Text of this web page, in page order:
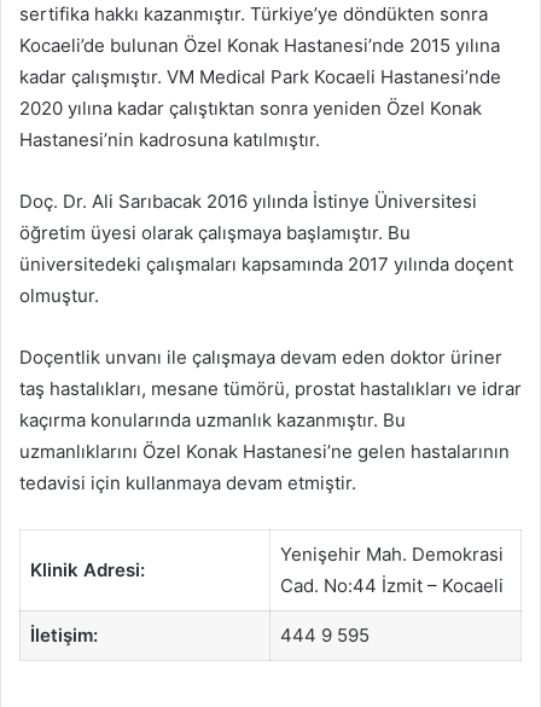
sertifika hakkı kazanmıştır. Türkiye’ye döndükten sonra
Kocaeli’de bulunan Özel Konak Hastanesi’nde 2015 yılına
kadar çalışmıştır. VM Medical Park Kocaeli Hastanesi’nde
2020 yılına kadar çalıştıktan sonra yeniden Özel Konak
Hastanesi’nin kadrosuna katılmıştır.
Doç. Dr. Ali Sarıbacak 2016 yılında İstinye Üniversitesi
öğretim üyesi olarak çalışmaya başlamıştır. Bu
üniversitedeki çalışmaları kapsamında 2017 yılında doçent
olmuştur.
Doçentlik unvanı ile çalışmaya devam eden doktor üriner
taş hastalıkları, mesane tümörü, prostat hastalıkları ve idrar
kaçırma konularında uzmanlık kazanmıştır. Bu
uzmanlıklarını Özel Konak Hastanesi’ne gelen hastalarının
tedavisi için kullanmaya devam etmiştir.
Klinik Adresi:
Yenişehir Mah. Demokrasi
Cad. No:44 İzmit – Kocaeli
İletişim: 444 9 595